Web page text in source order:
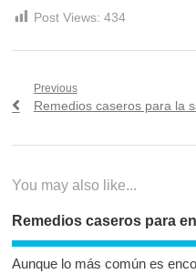
Post Views: 434
Navegación
Previous
Previous
Remedios caseros para la
You may also like...
Remedios caseros para
Aunque lo más común es